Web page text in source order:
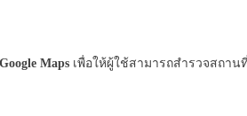
Google Maps เพื่อให้ผู้ใช้สามารถสำรวจสถาน